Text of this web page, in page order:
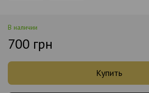
В наличии
700 грн
Купить